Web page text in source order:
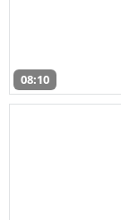
08:10